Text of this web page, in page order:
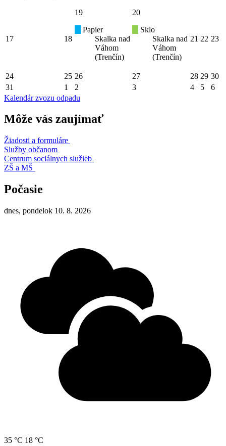
17 18
19
Papier
Skalka nad
Váhom
(Trenčín)
20
Sklo
Skalka nad
Váhom
(Trenčín)
21 22 23
24 25 26 27 28 29 30
31
1 2 3 4 5
6
Kalendár zvozu odpadu
Môže vás zaujímať
Žiadosti a formuláre
Služby občanom
Centrum sociálnych služieb
ZŠ a MŠ
Počasie
dnes, pondelok 10. 8. 2026
35 °C 18 °C